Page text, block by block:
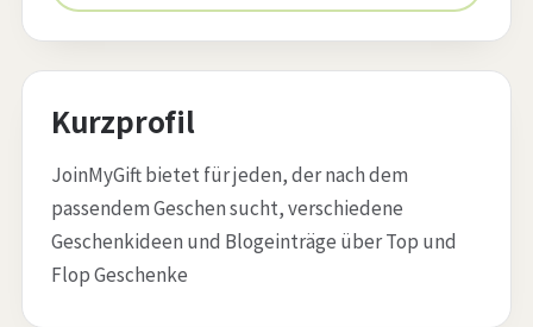
Kurzprofil
JoinMyGift bietet für jeden, der nach dem
passendem Geschen sucht, verschiedene
Geschenkideen und Blogeinträge über Top und
Flop Geschenke